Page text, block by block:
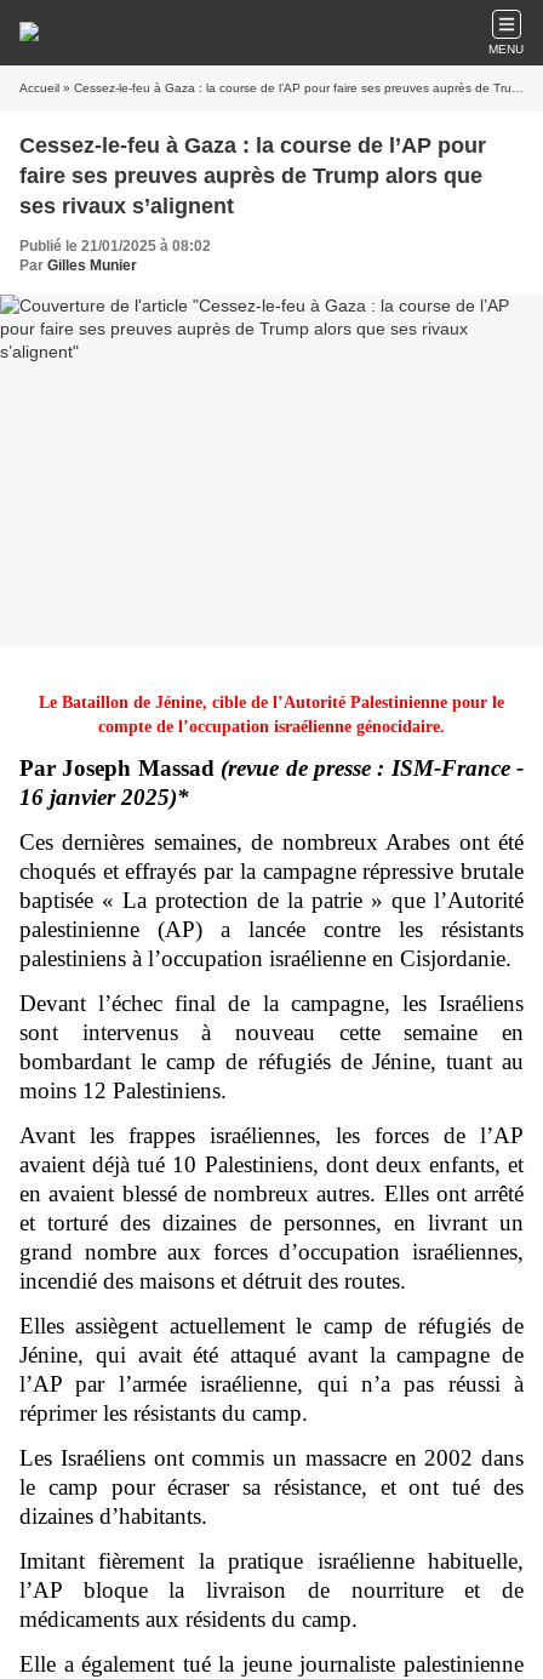
MENU
Accueil » Cessez-le-feu à Gaza : la course de l’AP pour faire ses preuves auprès de Trump alors que ses rivaux s’alignent
Cessez-le-feu à Gaza : la course de l’AP pour
faire ses preuves auprès de Trump alors que
ses rivaux s’alignent
Publié le 21/01/2025 à 08:02
Par Gilles Munier
Le Bataillon de Jénine, cible de l’Autorité Palestinienne pour le
compte de l’occupation israélienne génocidaire.
Par Joseph Massad (revue de presse : ISM-France -
16 janvier 2025)*
Ces dernières semaines, de nombreux Arabes ont été
choqués et effrayés par la campagne répressive brutale
baptisée « La protection de la patrie » que l’Autorité
palestinienne (AP) a lancée contre les résistants
palestiniens à l’occupation israélienne en Cisjordanie.
Devant l’échec final de la campagne, les Israéliens
sont intervenus à nouveau cette semaine en
bombardant le camp de réfugiés de Jénine, tuant au
moins 12 Palestiniens.
Avant les frappes israéliennes, les forces de l’AP
avaient déjà tué 10 Palestiniens, dont deux enfants, et
en avaient blessé de nombreux autres. Elles ont arrêté
et torturé des dizaines de personnes, en livrant un
grand nombre aux forces d’occupation israéliennes,
incendié des maisons et détruit des routes.
Elles assiègent actuellement le camp de réfugiés de
Jénine, qui avait été attaqué avant la campagne de
l’AP par l’armée israélienne, qui n’a pas réussi à
réprimer les résistants du camp.
Les Israéliens ont commis un massacre en 2002 dans
le camp pour écraser sa résistance, et ont tué des
dizaines d’habitants.
Imitant fièrement la pratique israélienne habituelle,
l’AP bloque la livraison de nourriture et de
médicaments aux résidents du camp.
Elle a également tué la jeune journaliste palestinienne